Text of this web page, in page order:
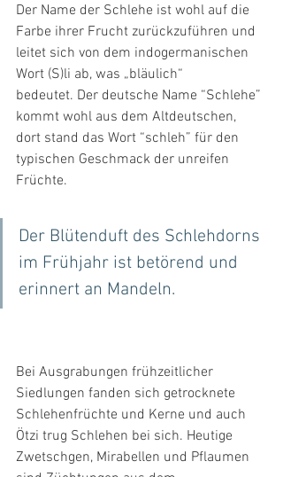
Der Name der Schlehe ist wohl auf die
Farbe ihrer Frucht zurückzuführen und
leitet sich von dem indogermanischen
Wort (S)li ab, was „bläulich“
bedeutet. Der deutsche Name “Schlehe”
kommt wohl aus dem Altdeutschen,
dort stand das Wort “schleh” für den
typischen Geschmack der unreifen
Früchte.
Der Blütenduft des Schlehdorns
im Frühjahr ist betörend und
erinnert an Mandeln.
Bei Ausgrabungen frühzeitlicher
Siedlungen fanden sich getrocknete
Schlehenfrüchte und Kerne und auch
Ötzi trug Schlehen bei sich. Heutige
Zwetschgen, Mirabellen und Pflaumen